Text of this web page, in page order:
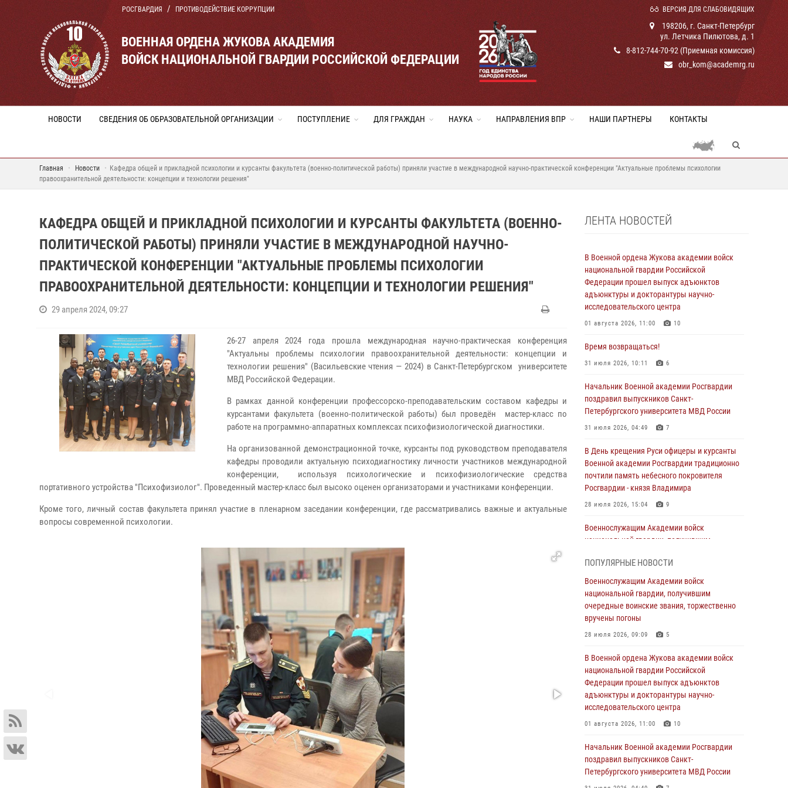
РОСГВАРДИЯ ПРОТИВОДЕЙСТВИЕ КОРРУПЦИИ ВЕРСИЯ ДЛЯ СЛАБОВИДЯЩИХ
ВОЕННАЯ ОРДЕНА ЖУКОВА АКАДЕМИЯ
ВОЙСК НАЦИОНАЛЬНОЙ ГВАРДИИ РОССИЙСКОЙ ФЕДЕРАЦИИ
198206, г. Санкт-Петербург
ул. Летчика Пилютова, д. 1
8-812-744-70-92 (Приемная комиссия)
obr_kom@academrg.ru
НОВОСТИ СВЕДЕНИЯ ОБ ОБРАЗОВАТЕЛЬНОЙ ОРГАНИЗАЦИИ ПОСТУПЛЕНИЕ ДЛЯ ГРАЖДАН НАУКА НАПРАВЛЕНИЯ ВПР НАШИ ПАРТНЕРЫ КОНТАКТЫ
Главная Новости
Кафедра общей и прикладной психологии и курсанты факультета (военно-политической работы) приняли участие в международной научно-практической конференции "Актуальные проблемы психологии
правоохранительной деятельности: концепции и технологии решения"
КАФЕДРА ОБЩЕЙ И ПРИКЛАДНОЙ ПСИХОЛОГИИ И КУРСАНТЫ ФАКУЛЬТЕТА (ВОЕННО-
ПОЛИТИЧЕСКОЙ РАБОТЫ) ПРИНЯЛИ УЧАСТИЕ В МЕЖДУНАРОДНОЙ НАУЧНО-
ПРАКТИЧЕСКОЙ КОНФЕРЕНЦИИ "АКТУАЛЬНЫЕ ПРОБЛЕМЫ ПСИХОЛОГИИ
ПРАВООХРАНИТЕЛЬНОЙ ДЕЯТЕЛЬНОСТИ: КОНЦЕПЦИИ И ТЕХНОЛОГИИ РЕШЕНИЯ"
29 апреля 2024, 09:27
26-27 апреля 2024 года прошла международная научно-практическая конференция
"Актуальны проблемы психологии правоохранительной деятельности: концепции и
технологии решения" (Васильевские чтения — 2024) в Санкт-Петербургском университете
МВД Российской Федерации.
В рамках данной конференции профессорско-преподавательским составом кафедры и
курсантами факультета (военно-политической работы) был проведён мастер-класс по
работе на программно-аппаратных комплексах психофизиологической диагностики.
На организованной демонстрационной точке, курсанты под руководством преподавателя
кафедры проводили актуальную психодиагностику личности участников международной
конференции, используя психологические и психофизиологические средства
портативного устройства "Психофизиолог". Проведенный мастер-класс был высоко оценен организаторами и участниками конференции.
Кроме того, личный состав факультета принял участие в пленарном заседании конференции, где рассматривались важные и актуальные
вопросы современной психологии.
ЛЕНТА НОВОСТЕЙ
В Военной ордена Жукова академии войск
национальной гвардии Российской
Федерации прошел выпуск адъюнктов
адъюнктуры и докторантуры научно-
исследовательского центра
01 августа 2026, 11:00 10
Время возвращаться!
31 июля 2026, 10:11 6
Начальник Военной академии Росгвардии
поздравил выпускников Санкт-
Петербургского университета МВД России
31 июля 2026, 04:49 7
В День крещения Руси офицеры и курсанты
Военной академии Росгвардии традиционно
почтили память небесного покровителя
Росгвардии - князя Владимира
28 июля 2026, 15:04 9
Военнослужащим Академии войск
национальной гвардии, получившим
вручены погоны
28 июля 2026, 09:09 5
В Военной академии Росгвардии оглашены
итоги абитуриентских сборов 2026 года
27 июля 2026, 14:49 7
Военная академия информирует!
23 июля 2026, 04:51
Курсант Военной академии войск
национальной гвардии принял участие в
профориентационной встрече в Иверском
22 июля 2026, 09:41 6
Мастер‑класс по стрельбе: точность, тактика,
профессионализм
ПОПУЛЯРНЫЕ НОВОСТИ
Военнослужащим Академии войск
национальной гвардии, получившим
очередные воинские звания, торжественно
вручены погоны
28 июля 2026, 09:09 5
В Военной ордена Жукова академии войск
национальной гвардии Российской
Федерации прошел выпуск адъюнктов
адъюнктуры и докторантуры научно-
исследовательского центра
01 августа 2026, 11:00 10
Начальник Военной академии Росгвардии
поздравил выпускников Санкт-
Петербургского университета МВД России